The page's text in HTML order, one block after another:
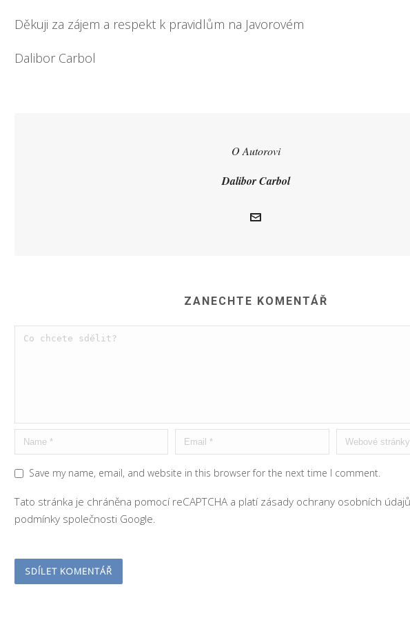
Děkuji za zájem a respekt k pravidlům na Javorovém
Dalibor Carbol
O Autorovi
Dalibor Carbol
ZANECHTE KOMENTÁŘ
Save my name, email, and website in this browser for the next time I comment.
Tato stránka je chráněna pomocí reCAPTCHA a platí zásady ochrany osobních údajů
podmínky společnosti Google.